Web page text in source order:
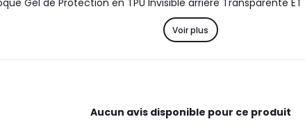
Voir plus
Aucun avis disponible pour ce produit